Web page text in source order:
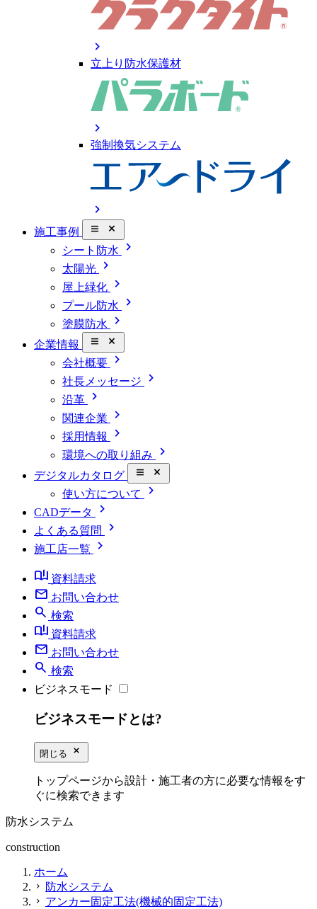
chevron_right
立上り防水保護材
chevron_right
強制換気システム
chevron_right
施工事例 close_small
シート防水 chevron_right
太陽光 chevron_right
屋上緑化 chevron_right
プール防水 chevron_right
塗膜防水 chevron_right
企業情報 close_small
会社概要 chevron_right
社長メッセージ chevron_right
沿革 chevron_right
関連企業 chevron_right
採用情報 chevron_right
環境への取り組み chevron_right
デジタルカタログ close_small
使い方について chevron_right
CADデータ chevron_right
よくある質問 chevron_right
施工店一覧
chevron_right
book_ribbon 資料請求
mail お問い合わせ
search 検索
book_ribbon 資料請求
mail お問い合わせ
search 検索
ビジネスモード
ビジネスモードとは?
閉じる close_small
トップページから設計・施工者の方に必要な情報をす
ぐに検索できます
防水システム
construction
ホーム
chevron_right 防水システム
chevron_right アンカー固定工法(機械的固定工法)